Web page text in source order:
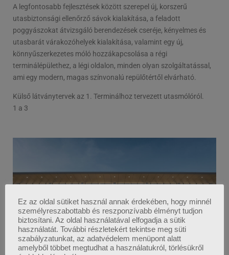
A legfontosabb fejlesztések között szerepel új, korszerű
utasbiztonsági ellenőrző sávok kialakítása, a feladott
poggyászokat átvizsgáló berendezések cseréje, kényelmes és
utasbarát várakozóhelyek kialakítása, valamint egy új,
könnyűszerkezetes móló hozzákapcsolása a régi
terminálépülethez, a légi oldalon, minden olyan szolgáltatással,
ami egy modern, magas színvonalú repülőtértől elvárható.
Külső látványtervek az 1. Terminálhoz tervezett utasmólóról.
1 a 3
Ez az oldal sütiket használ annak érdekében, hogy minnél
személyreszabottabb és reszponzívabb élményt tudjon
biztosítani. Az oldal használatával elfogadja a sütik
használatát. További részletekért tekintse meg süti
szabályzatunkat, az adatvédelem menüpont alatt
amelyből többet megtudhat a használatukról, törlésükről